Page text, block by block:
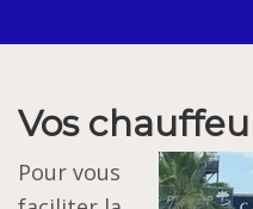
Vos
Pour vous